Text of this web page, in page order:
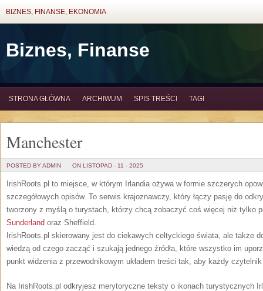
BIZNES, FINANSE, EKONOMIA
Biznes, Finanse
STRONA GŁÓWNA ARCHIWUM SPIS TREŚCI TAGI
Manchester
POSTED BY ADMIN ON LISTOPAD - 11 - 2025
IrishRoots.pl to miejsce, w którym Irlandia ożywa w formie szczerych
szczegółowych opisów. To serwis krajoznawczy, który łączy pasję do
tworzony z myślą o turystach, którzy chcą zobaczyć coś więcej niż tylko
Sunderland oraz Sheffield.
IrishRoots.pl skierowany jest do ciekawych celtyckiego świata, ale także
wiedzą od czego zacząć i szukają jednego źródła, które wszystko im
punkt widzenia z przewodnikowym układem treści tak, aby każdy czytelnik
Na IrishRoots.pl odkryjesz merytoryczne teksty o ikonach turystycznych